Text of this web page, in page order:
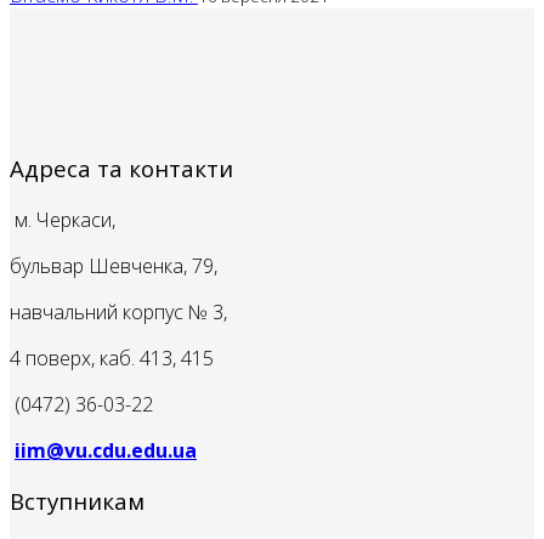
Адреса та контакти
м. Черкаси,
бульвар Шевченка, 79,
навчальний корпус № 3,
4 поверх, каб. 413, 415
(0472) 36-03-22
iim@vu.cdu.edu.ua
Вступникам